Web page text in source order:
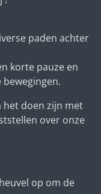
paden achter
korte pauze en
het doen zijn met
over onze
op om de